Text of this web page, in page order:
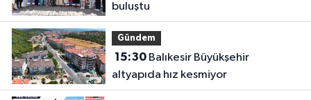
buluştu
Gündem
15:30Balıkesir Büyükşehir
altyapıda hız kesmiyor